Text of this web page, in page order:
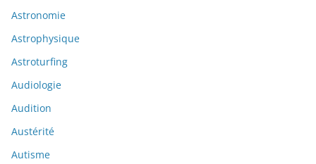
Astronomie
Astrophysique
Astroturfing
Audiologie
Audition
Austérité
Autisme